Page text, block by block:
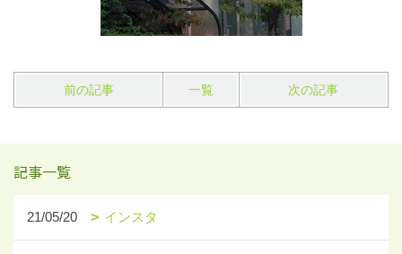
前の記事 一覧 次の記事
記事一覧
21/05/20 インスタ